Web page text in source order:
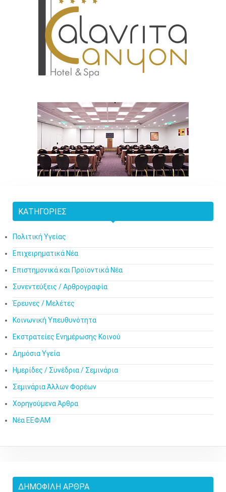
ΚΑΤΗΓΟΡΊΕΣ
Πολιτική Υγείας
Επιχειρηματικά Νέα
Επιστημονικά και Προϊοντικά Νέα
Συνεντεύξεις / Αρθρογραφία
Έρευνες / Μελέτες
Κοινωνική Υπευθυνότητα
Εκστρατείες Ενημέρωσης Κοινού
Δημόσια Υγεία
Ημερίδες / Συνέδρια / Σεμινάρια
Σεμινάρια Άλλων Φορέων
Χορηγούμενα Άρθρα
Νέα ΕΕΦΑΜ
ΔΗΜΟΦΙΛΉ ΆΡΘΡΑ